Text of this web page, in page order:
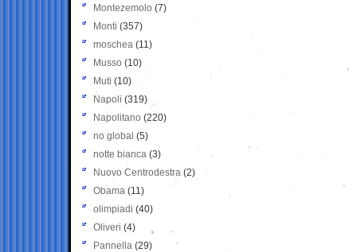
Montezemolo (7)
Monti (357)
moschea (11)
Musso (10)
Muti (10)
Napoli (319)
Napolitano (220)
no global (5)
notte bianca (3)
Nuovo Centrodestra (2)
Obama (11)
olimpiadi (40)
Oliveri (4)
Pannella (29)